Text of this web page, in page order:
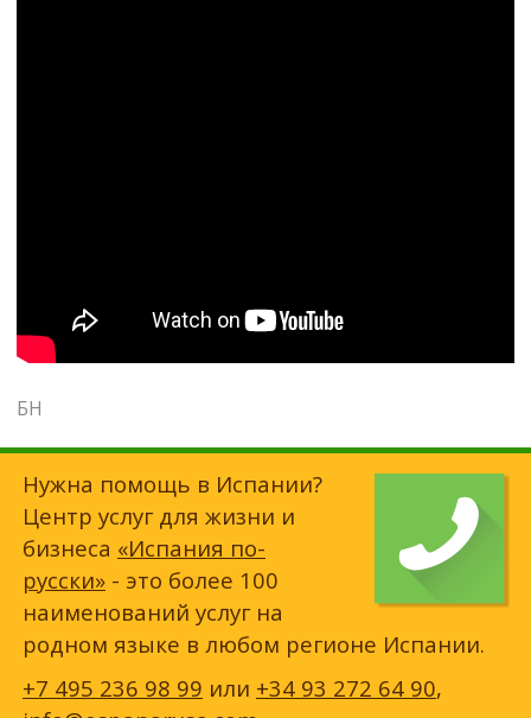
БН
Нужна помощь в Испании?
Центр услуг для жизни и
бизнеса «Испания по-
русски» - это более 100
наименований услуг на
родном языке в любом регионе Испании.
+7 495 236 98 99 или +34 93 272 64 90,